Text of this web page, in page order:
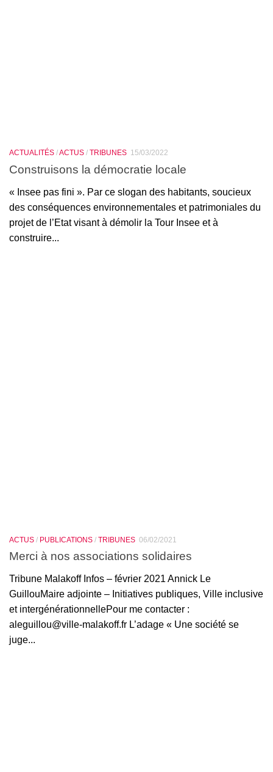
ACTUALITÉS /ACTUS / TRIBUNES 15/03/2022
Construisons la démocratie locale
« Insee pas fini ». Par ce slogan des habitants, soucieux
des conséquences environnementales et patrimoniales du
projet de l’Etat visant à démolir la Tour Insee et à
construire...
ACTUS / PUBLICATIONS / TRIBUNES 06/02/2021
Merci à nos associations solidaires
Tribune Malakoff Infos – février 2021 Annick Le
GuillouMaire adjointe – Initiatives publiques, Ville inclusive
et intergénérationnellePour me contacter :
aleguillou@ville-malakoff.fr L’adage « Une société se
juge...